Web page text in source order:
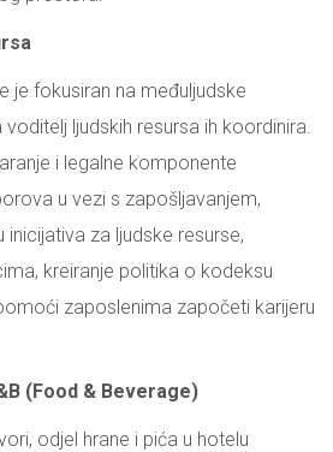
je fokusiran na međuljudske
ljudskih resursa ih koordinira.
i legalne komponente
u vezi s zapošljavanjem,
za ljudske resurse,
kreiranje politika o kodeksu
zaposlenima započeti karijeru
(Food & Beverage)
odjel hrane i pića u hotelu